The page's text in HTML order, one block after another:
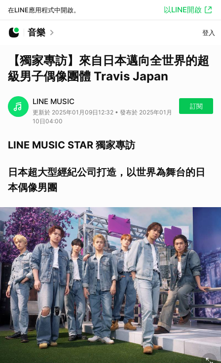
在LINE應用程式中開啟。 以LINE開啟
音樂 登入
【獨家專訪】來自日本邁向全世界的超
級男子偶像團體 Travis Japan
LINE MUSIC
更新於 2025年01月09日12:32 • 發布於 2025年01月
10日04:00
訂閱
LINE MUSIC STAR 獨家專訪
日本超大型經紀公司打造，以世界為舞台的日
本偶像男團